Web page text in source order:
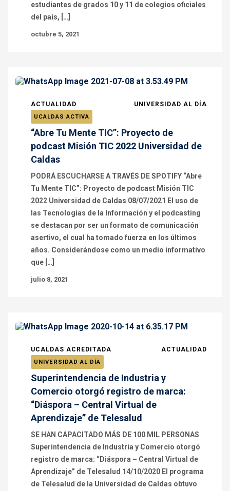
estudiantes de grados 10 y 11 de colegios oficiales
del país, […]
octubre 5, 2021
ACTUALIDAD UNIVERSIDAD AL DÍA
UCALDAS ACTIVA
“Abre Tu Mente TIC”: Proyecto de
podcast Misión TIC 2022 Universidad de
Caldas
PODRÁ ESCUCHARSE A TRAVÉS DE SPOTIFY “Abre
Tu Mente TIC”: Proyecto de podcast Misión TIC
2022 Universidad de Caldas 08/07/2021 El uso de
las Tecnologías de la Información y el podcasting
se destacan por ser un formato de comunicación
asertivo, el cual ha tomado fuerza en los últimos
años. Considerándose como un medio informativo
que […]
julio 8, 2021
UCALDAS ACREDITADA ACTUALIDAD
UNIVERSIDAD AL DÍA
Superintendencia de Industria y
Comercio otorgó registro de marca:
“Diáspora – Central Virtual de
Aprendizaje” de Telesalud
SE HAN CAPACITADO MÁS DE 100 MIL PERSONAS
Superintendencia de Industria y Comercio otorgó
registro de marca: “Diáspora – Central Virtual de
Aprendizaje” de Telesalud 14/10/2020 El programa
de Telesalud de la Universidad de Caldas obtuvo